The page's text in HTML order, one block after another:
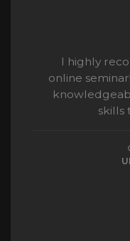
I highly
online
skills